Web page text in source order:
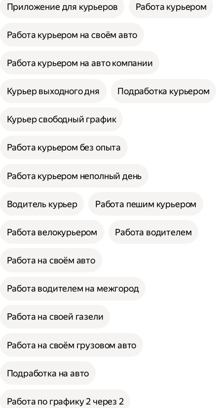
Приложение для курьеров Работа курьером
Работа курьером на своём авто
Работа курьером на авто компании
Курьер выходного дня Подработка курьером
Курьер свободный график
Работа курьером без опыта
Работа курьером неполный день
Водитель курьер Работа пешим курьером
Работа велокурьером Работа водителем
Работа на своём авто
Работа водителем на межгород
Работа на своей газели
Работа на своём грузовом авто
Подработка на авто
Работа по графику 2 через 2